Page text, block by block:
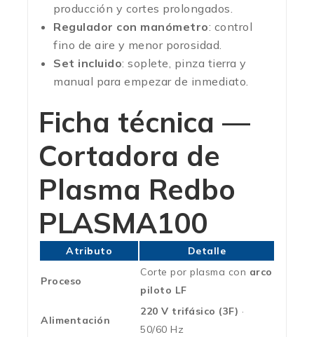
producción y cortes prolongados.
Regulador con manómetro: control
fino de aire y menor porosidad.
Set incluido: soplete, pinza tierra y
manual para empezar de inmediato.
Ficha técnica —
Cortadora de
Plasma Redbo
PLASMA100
Atributo Detalle
Proceso
Corte por plasma con arco
piloto LF
Alimentación
220 V trifásico (3F) ·
50/60 Hz